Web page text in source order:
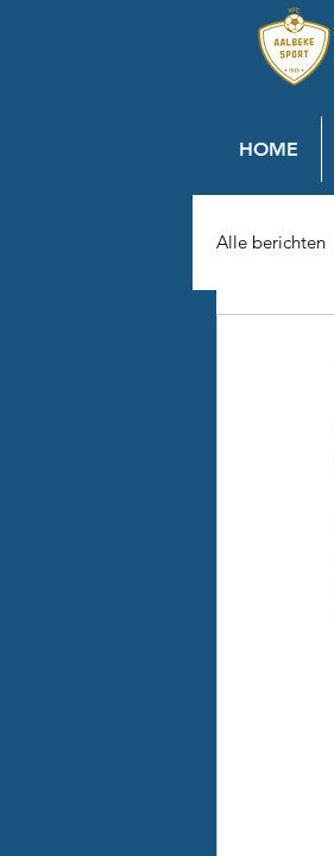
HOME
Alle berichten